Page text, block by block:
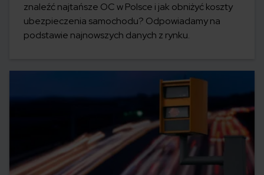
znaleźć najtańsze OC w Polsce i jak obniżyć koszty
ubezpieczenia samochodu? Odpowiadamy na
podstawie najnowszych danych z rynku.